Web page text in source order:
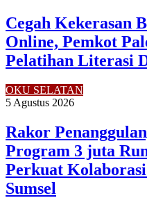
Cegah Kekerasan
Online, Pemkot
Pelatihan Literasi
OKU SELATAN
5 Agustus 2026
Rakor
Program 3 juta
Perkuat
Sumsel